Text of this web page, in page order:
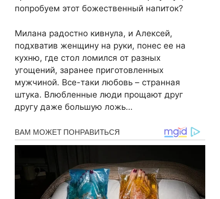
попробуем этот божественный напиток?
Милана радостно кивнула, и Алексей,
подхватив женщину на руки, понес ее на
кухню, где стол ломился от разных
угощений, заранее приготовленных
мужчиной. Все-таки любовь – странная
штука. Влюбленные люди прощают друг
другу даже большую ложь…